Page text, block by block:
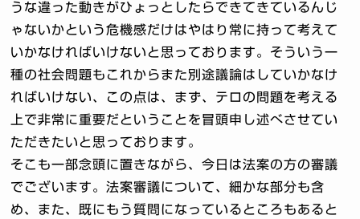
うな違った動きがひょっとしたらできてきているんじ
ゃないかという危機感だけはやはり常に持って考えて
いかなければいけないと思っております。そういう一
種の社会問題もこれからまた別途議論はしていかなけ
ればいけない、この点は、まず、テロの問題を考える
上で非常に重要だということを冒頭申し述べさせてい
ただきたいと思っております。
そこも一部念頭に置きながら、今日は法案の方の審議
でございます。法案審議について、細かな部分も含
め、また、既にもう質問になっているところもあると